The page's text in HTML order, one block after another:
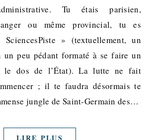
Tu étais parisien,
ou même provincial, tu es
» (textuellement, un
un peu pédant formaté à se faire un
dos de l’État). La lutte ne fait
; il te faudra désormais te
jungle de Saint-Germain des…
LIRE PLUS